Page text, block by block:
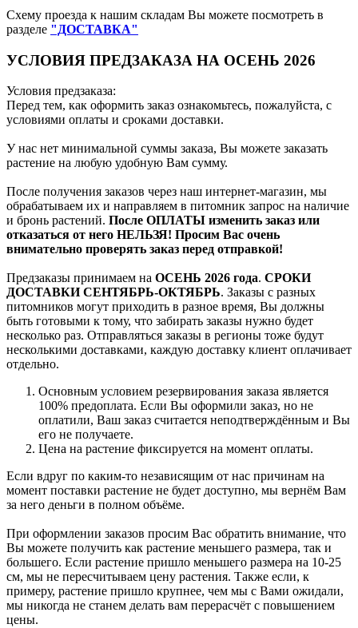
Схему проезда к нашим складам Вы можете посмотреть в
разделе "ДОСТАВКА"
УСЛОВИЯ ПРЕДЗАКАЗА НА ОСЕНЬ 2026
Условия предзаказа:
Перед тем, как оформить заказ ознакомьтесь, пожалуйста, с
условиями оплаты и сроками доставки.
У нас нет минимальной суммы заказа, Вы можете заказать
растение на любую удобную Вам сумму.
После получения заказов через наш интернет-магазин, мы
обрабатываем их и направляем в питомник запрос на наличие
и бронь растений. После ОПЛАТЫ изменить заказ или
отказаться от него НЕЛЬЗЯ! Просим Вас очень
внимательно проверять заказ перед отправкой!
Предзаказы принимаем на ОСЕНЬ 2026 года. СРОКИ
ДОСТАВКИ СЕНТЯБРЬ-ОКТЯБРЬ. Заказы с разных
питомников могут приходить в разное время, Вы должны
быть готовыми к тому, что забирать заказы нужно будет
несколько раз. Отправляться заказы в регионы тоже будут
несколькими доставками, каждую доставку клиент оплачивает
отдельно.
Основным условием резервирования заказа является
100% предоплата. Если Вы оформили заказ, но не
оплатили, Ваш заказ считается неподтверждённым и Вы
его не получаете.
Цена на растение фиксируется на момент оплаты.
Если вдруг по каким-то независящим от нас причинам на
момент поставки растение не будет доступно, мы вернём Вам
за него деньги в полном объёме.
При оформлении заказов просим Вас обратить внимание, что
Вы можете получить как растение меньшего размера, так и
большего. Если растение пришло меньшего размера на 10-25
см, мы не пересчитываем цену растения. Также если, к
примеру, растение пришло крупнее, чем мы с Вами ожидали,
мы никогда не станем делать вам перерасчёт с повышением
цены.